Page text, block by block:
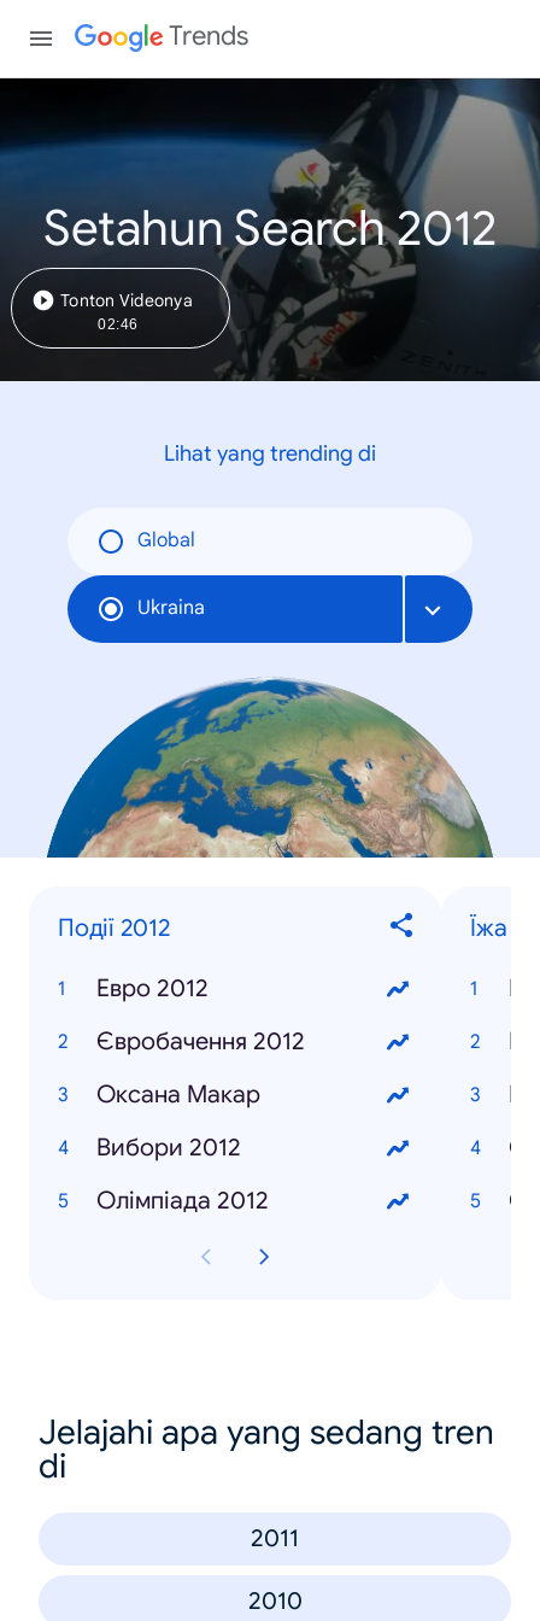
Trends
Setahun Search 2012
Tonton Videonya
02:46
Lihat yang trending di
Global
Ukraina
Події 2012
Евро 2012
Євробачення 2012
Оксана Макар
Вибори 2012
Олімпіада 2012
Їжа
Jelajahi apa yang sedang tren
di
2011
2010